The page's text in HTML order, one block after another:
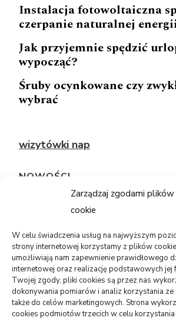
Zarządzaj zgodami plików
cookie
W celu świadczenia usług na najwyższym
strony internetowej korzystamy z plików
umożliwiają nam zapewnienie prawidłowego
internetowej oraz realizację podstawowych jej
Twojej zgody, pliki cookies są przez nas
dokonywania pomiarów i analiz korzystania
także do celów marketingowych. Strona
cookies podmiotów trzecich w celu
Instalacja fotowoltaiczna
czerpanie naturalnej
Jak przyjemnie spędzić
wypocząć?
Śruby ocynkowane czy
wybrać
wizytówki nap
NOWOŚCI
system, płyta?
05/08/2026
USŁUGI
PR dla marki osobistej,
media nie